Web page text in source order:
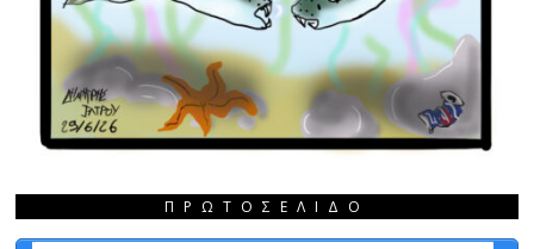
ΠΡΩΤΟΣΈΛΙΔΟ